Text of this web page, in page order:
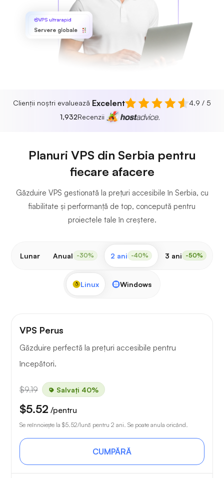
VPS ultrarapid
Servere globale
Clienții noștri evaluează Excelent
4.9 / 5
1,932Recenzii
Planuri VPS din Serbia pentru
fiecare afacere
Găzduire VPS gestionată la prețuri accesibile în Serbia, cu
fiabilitate și performanță de top, concepută pentru
proiectele tale în creștere.
Lunar Anual -30% 2 ani -40% 3 ani -50%
Linux Windows
VPS Perus
Găzduire perfectă la prețuri accesibile pentru
începători.
$9.19 Salvați 40%
$5.52 /pentru
Se reînnoiește la $5.52/lună pentru 2 ani. Se poate anula oricând.
CUMPĂRĂ